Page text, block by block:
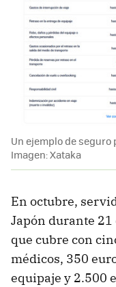
Un ejemplo de seguro
Imagen: Xataka
En octubre,
Japón durante
que cubre con
médicos, 350
equipaje y 2.500